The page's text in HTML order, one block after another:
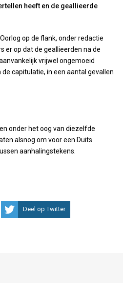
heeft en de geallieerde
op de flank, onder redactie
er op dat de geallieerden na de
vrijwel ongemoeid
capitulatie, in een aantal gevallen
onder het oog van diezelfde
alsnog om voor een Duits
aanhalingstekens.
Deel op Twitter